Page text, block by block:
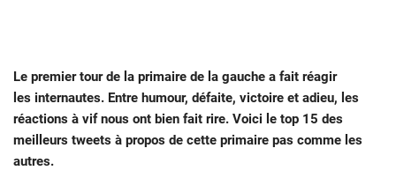
Le premier tour de la primaire de la gauche a fait réagir
les internautes. Entre humour, défaite, victoire et adieu, les
réactions à vif nous ont bien fait rire. Voici le top 15 des
meilleurs tweets à propos de cette primaire pas comme les
autres.